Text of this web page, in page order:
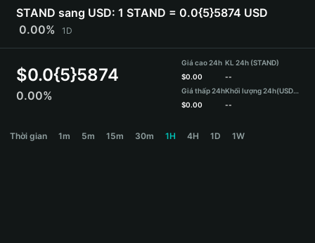
Bahasa Indonesia
ภาษาไทย
हिन्दी
Español
Português (Brasil)
STAND sang USD: 1 STAND = 0.0{5}5874 USD
0.00%
1D
$0.0{5}5874
0.00%
Giá cao 24h
$0.00
Giá thấp 24h
$0.00
KL 24h (STAND)
--
Khối lượng 24h(USDT)
--
Thời gian 1m 5m 15m 30m 1H 4H 1D 1W